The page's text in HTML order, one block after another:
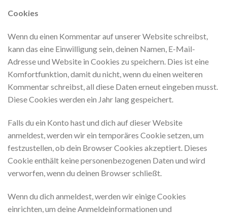
Cookies
Wenn du einen Kommentar auf unserer Website schreibst,
kann das eine Einwilligung sein, deinen Namen, E-Mail-
Adresse und Website in Cookies zu speichern. Dies ist eine
Komfortfunktion, damit du nicht, wenn du einen weiteren
Kommentar schreibst, all diese Daten erneut eingeben musst.
Diese Cookies werden ein Jahr lang gespeichert.
Falls du ein Konto hast und dich auf dieser Website
anmeldest, werden wir ein temporäres Cookie setzen, um
festzustellen, ob dein Browser Cookies akzeptiert. Dieses
Cookie enthält keine personenbezogenen Daten und wird
verworfen, wenn du deinen Browser schließt.
Wenn du dich anmeldest, werden wir einige Cookies
einrichten, um deine Anmeldeinformationen und